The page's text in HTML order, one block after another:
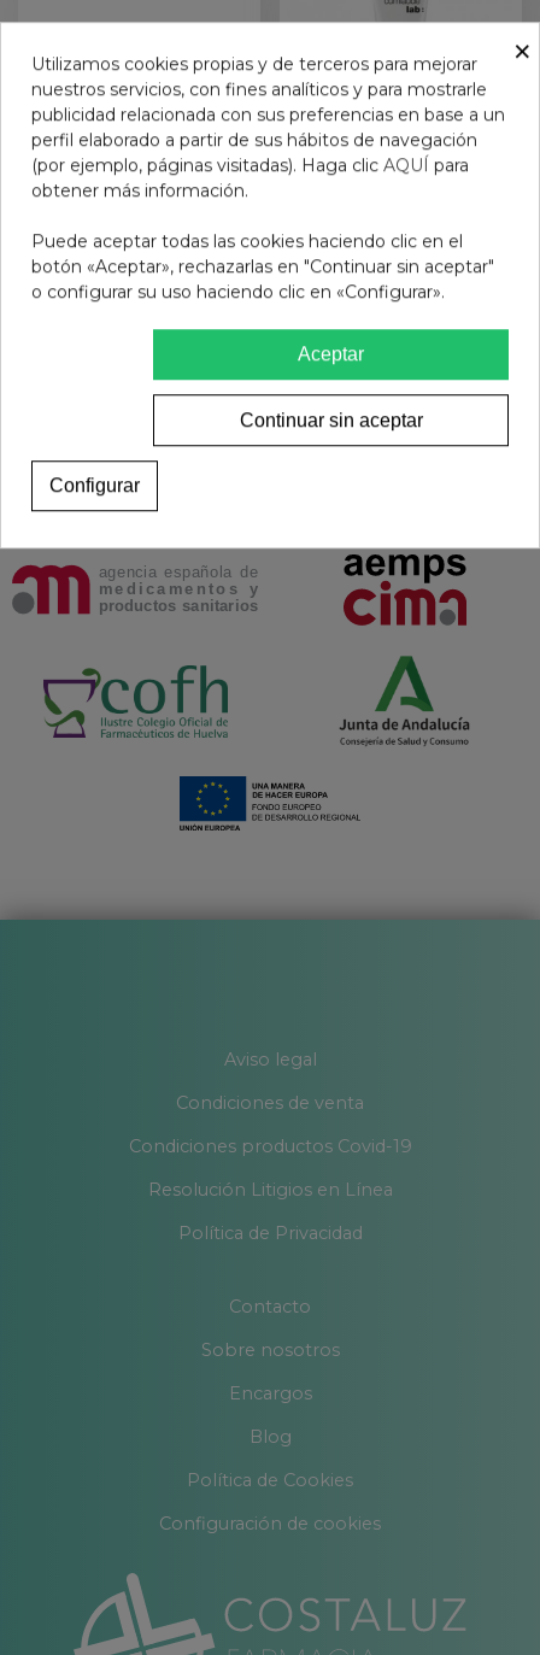
GAFAS PROTEC PARKER
ORANGE 1.0
11,95 €
RILASTIL CUMLAUDE
LAB: VIDERAGE 1 ENVASE
30 ML
24,75 €
Aviso legal
Condiciones de venta
Condiciones productos Covid-19
Resolución Litigios en Línea
Política de Privacidad
Contacto
Sobre nosotros
Encargos
Blog
Política de Cookies
Configuración de cookies
×
Utilizamos cookies propias y de terceros para mejorar
nuestros servicios, con fines analíticos y para mostrarle
publicidad relacionada con sus preferencias en base a un
perfil elaborado a partir de sus hábitos de navegación
(por ejemplo, páginas visitadas). Haga clic AQUÍ para
obtener más información.
Puede aceptar todas las cookies haciendo clic en el
botón «Aceptar», rechazarlas en "Continuar sin aceptar"
o configurar su uso haciendo clic en «Configurar».
Aceptar
Continuar sin aceptar
Configurar